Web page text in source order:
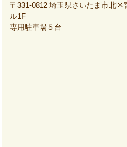
〒331-0812 埼玉県さいたま市北
ル1F
専用駐車場５台